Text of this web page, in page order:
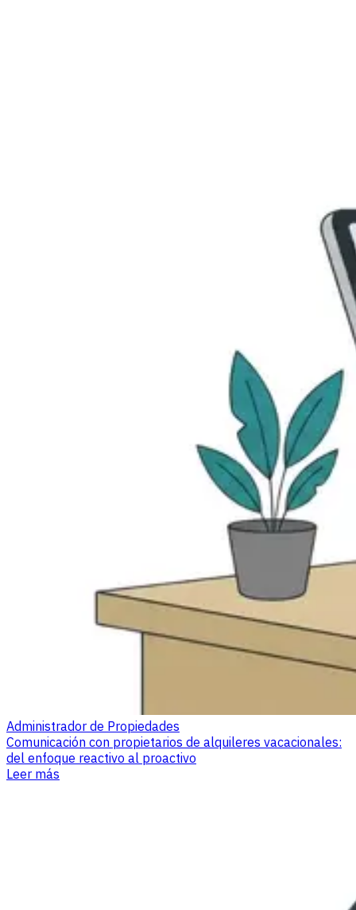
Administrador de Propiedades
Comunicación con propietarios de alquileres vacacionales:
del enfoque reactivo al proactivo
Leer más